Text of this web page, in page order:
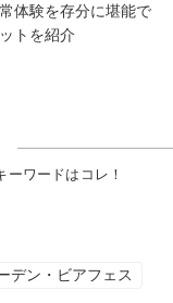
体験を存分に堪能で
トを紹介
ワードはコレ！
デン・ビアフェス